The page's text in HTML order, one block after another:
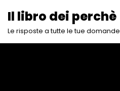
Vai
Il libro dei perchè
Le risposte a tutte le tue domande